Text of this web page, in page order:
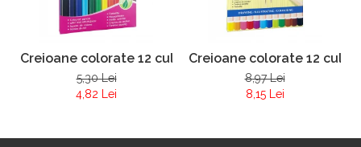
Creioane colorate 12 culori Yalong 830041
5,30 Lei
4,82 Lei
Creioane colorate 12
8,97 Lei
8,15 Lei